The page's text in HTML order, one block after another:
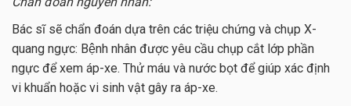
Bác sĩ sẽ chẩn đoán dựa trên các triệu chứng và chụp X-
quang ngực: Bệnh nhân được yêu cầu chụp cắt lớp phần
ngực để xem áp-xe. Thử máu và nước bọt để giúp xác định
vi khuẩn hoặc vi sinh vật gây ra áp-xe.